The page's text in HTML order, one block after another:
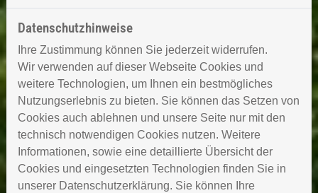
Datenschutzhinweise
Ihre Zustimmung können Sie jederzeit widerrufen.
Wir verwenden auf dieser Webseite Cookies und
weitere Technologien, um Ihnen ein bestmögliches
Nutzungserlebnis zu bieten. Sie können das Setzen von
Cookies auch ablehnen und unsere Seite nur mit den
technisch notwendigen Cookies nutzen. Weitere
Informationen, sowie eine detaillierte Übersicht der
Cookies und eingesetzten Technologien finden Sie in
unserer Datenschutzerklärung. Sie können Ihre